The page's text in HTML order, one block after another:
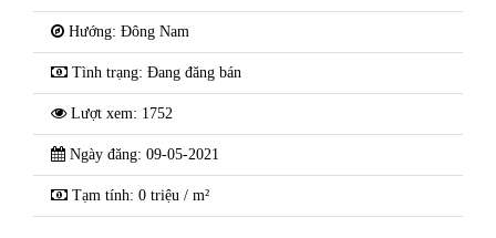
Hướng: Đông Nam
Tình trạng: Đang đăng bán
Lượt xem: 1752
Ngày đăng: 09-05-2021
Tạm tính: 0 triệu / m²